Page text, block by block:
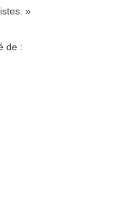
»
de :